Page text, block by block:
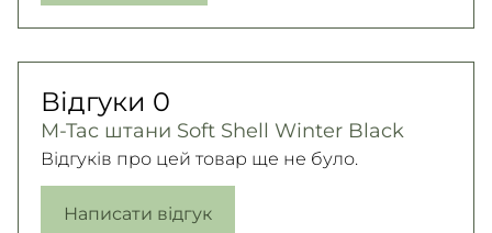
Відгуки 0
M-Tac штани Soft Shell Winter Black
Відгуків про цей товар ще не було.
Написати відгук